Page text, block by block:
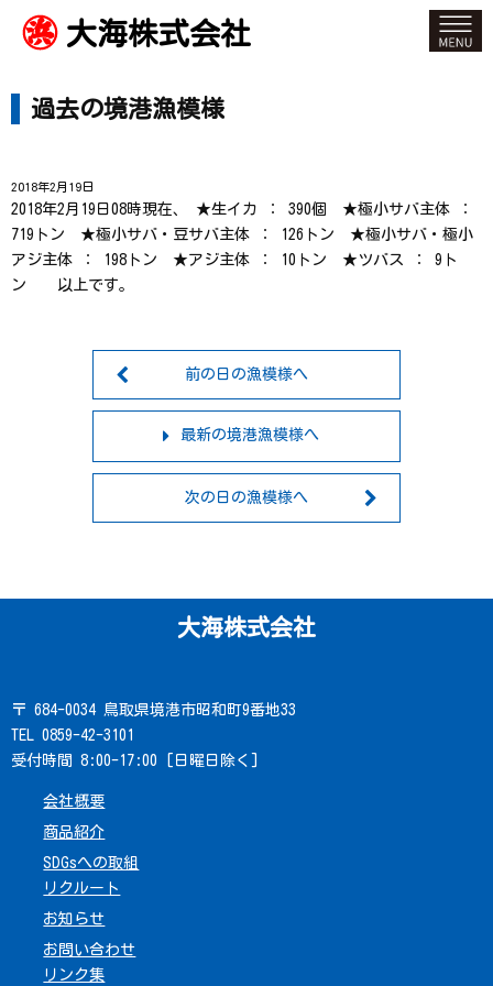
大海株式会社
過去の境港漁模様
2018年2月19日
2018年2月19日08時現在、 ★生イカ ： 390個 ★極小サバ主体 ：
719トン ★極小サバ・豆サバ主体 ： 126トン ★極小サバ・極小
アジ主体 ： 198トン ★アジ主体 ： 10トン ★ツバス ： 9ト
ン 以上です。
前の日の漁模様へ
最新の境港漁模様へ
次の日の漁模様へ
大海株式会社
〒 684-0034 鳥取県境港市昭和町9番地33
TEL 0859-42-3101
受付時間 8:00-17:00 [日曜日除く]
会社概要
商品紹介
SDGsへの取組
リクルート
お知らせ
お問い合わせ
リンク集